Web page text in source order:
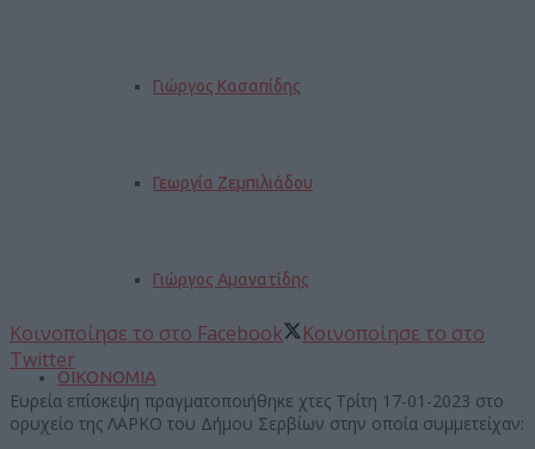
Γιώργος Κασαπίδης
Γεωργία Ζεμπιλιάδου
Γιώργος Αμανατίδης
ΟΙΚΟΝΟΜΙΑ
Κοινοποίησε το στο Facebook
Κοινοποίησε το στο
Twitter
Ευρεία επίσκεψη πραγματοποιήθηκε χτες Τρίτη 17-01-2023 στο
ορυχείο της ΛΑΡΚΟ του Δήμου Σερβίων στην οποία συμμετείχαν: